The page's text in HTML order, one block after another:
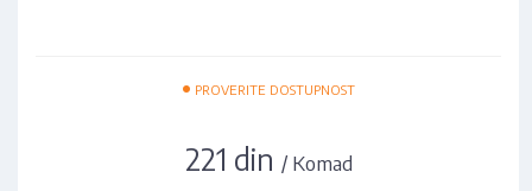
• PROVERITE DOSTUPNOST
221 din / Komad